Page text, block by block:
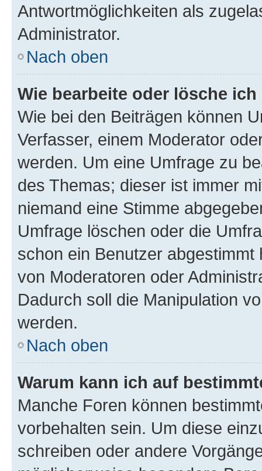
Antwortmöglichkeiten als
Administrator.
Nach oben
Wie bearbeite oder lösche
Wie bei den Beiträgen können
Verfasser, einem Moderator
werden. Um eine Umfrage zu
des Themas; dieser ist immer
niemand eine Stimme
Umfrage löschen oder die
schon ein Benutzer
von Moderatoren oder
Dadurch soll die Manipulation
werden.
Nach oben
Warum kann ich auf
Manche Foren können
vorbehalten sein. Um diese
schreiben oder andere